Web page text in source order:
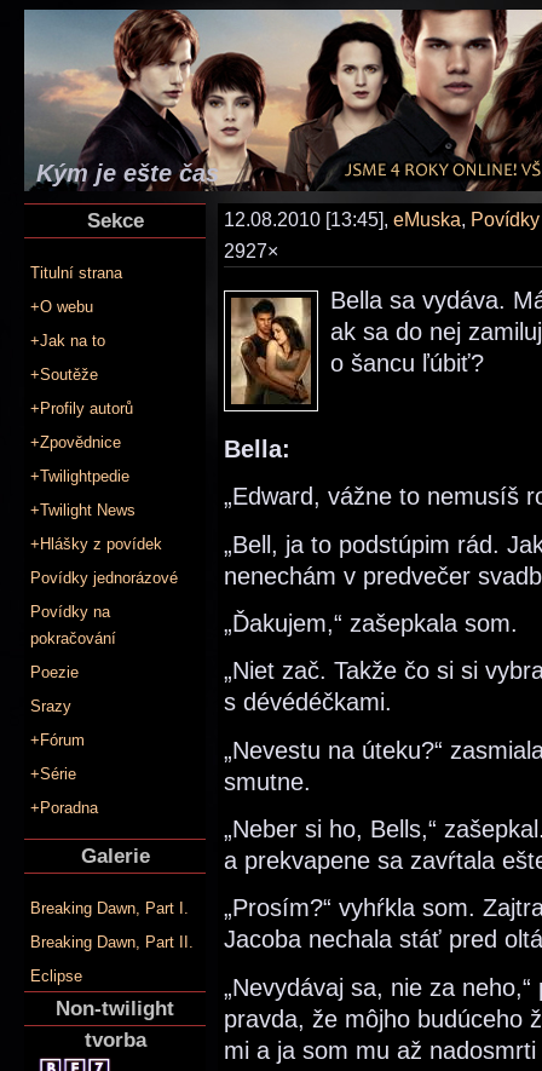
Kým je ešte čas
Sekce
Titulní strana
+O webu
+Jak na to
+Soutěže
+Profily autorů
+Zpovědnice
+Twilightpedie
+Twilight News
+Hlášky z povídek
Povídky jednorázové
Povídky na
pokračování
Poezie
Srazy
+Fórum
+Série
+Poradna
Galerie
Breaking Dawn, Part I.
Breaking Dawn, Part II.
Eclipse
Non-twilight
tvorba
12.08.2010 [13:45], eMuska,
2927×
Bella sa vydáva.
ak sa do nej
o šancu ľúbiť?
Bella:
„Edward, vážne to nemusíš
„Bell, ja to podstúpim rád.
nenechám v predvečer
„Ďakujem,“ zašepkala som.
„Niet zač. Takže čo si si
s dévédéčkami.
„Nevestu na úteku?“
smutne.
„Neber si ho, Bells,“
a prekvapene sa zavŕtala
„Prosím?“ vyhŕkla som.
Jacoba nechala stáť pred
„Nevydávaj sa, nie za
pravda, že môjho budúceho
mi a ja som mu až